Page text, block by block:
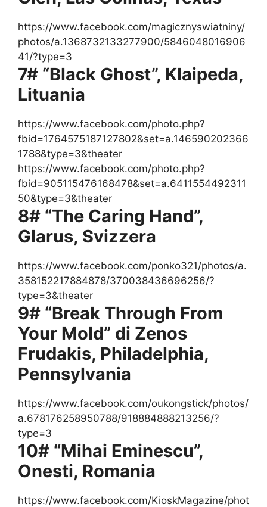
https://www.facebook.com/magicznyswiatniny/
photos/a.1368732133277900/5846048016906
41/?type=3
7# “Black Ghost”, Klaipeda,
Lituania
https://www.facebook.com/photo.php?
fbid=1764575187127802&set=a.146590202366
1788&type=3&theater
https://www.facebook.com/photo.php?
fbid=905115476168478&set=a.6411554492311
50&type=3&theater
8# “The Caring Hand”,
Glarus, Svizzera
https://www.facebook.com/ponko321/photos/a.
358152217884878/370038436696256/?
type=3&theater
9# “Break Through From
Your Mold” di Zenos
Frudakis, Philadelphia,
Pennsylvania
https://www.facebook.com/oukongstick/photos/
a.678176258950788/918884888213256/?
type=3
10# “Mihai Eminescu”,
Onesti, Romania
https://www.facebook.com/KioskMagazine/phot